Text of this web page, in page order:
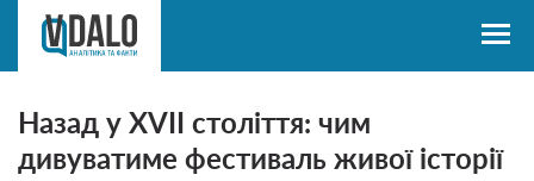
Назад у ХVII століття: чим
дивуватиме фестиваль живої історії